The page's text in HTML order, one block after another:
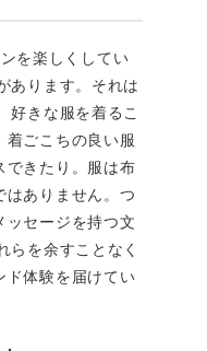
を楽しくしてい
あります。それは
好きな服を着るこ
着ごこちの良い服
できたり。服は布
はありません。つ
ッセージを持つ文
らを余すことなく
ド体験を届けてい